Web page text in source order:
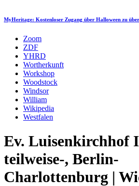
MyHeritage: Kostenloser Zugang über Halloween zu
Zoom
ZDF
YHRD
Wortherkunft
Workshop
Woodstock
Windsor
William
Wikipedia
Westfalen
Ev. Luisenkirchhof
teilweise-, Berlin-
Charlottenburg |